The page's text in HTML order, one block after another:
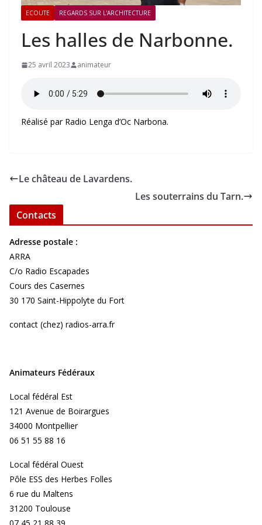
ECOUTE REGARDS SUR L'ARCHITECTURE
Les halles de Narbonne.
25 avril 2023 animateur
Réalisé par Radio Lenga d’Oc Narbona.
Le château de Lavardens.
Les souterrains du Tarn.
Contacts
Adresse postale :
ARRA
C/o Radio Escapades
Cours des Casernes
30 170 Saint-Hippolyte du Fort
contact (chez) radios-arra.fr
Animateurs Fédéraux
Local fédéral Est
121 Avenue de Boirargues
34000 Montpellier
06 51 55 88 16
Local fédéral Ouest
Pôle ESS des Herbes Folles
6 rue du Maltens
31200 Toulouse